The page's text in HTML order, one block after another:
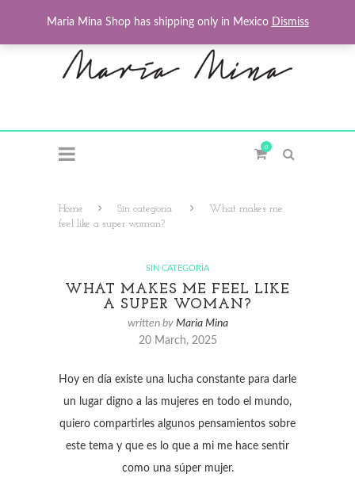
0
Home Sin categoría
What makes me
feel like a super woman?
SIN CATEGORÍA
WHAT MAKES ME FEEL LIKE
A SUPER WOMAN?
written by Maria Mina
20 March, 2025
Hoy en día existe una lucha constante para darle
un lugar digno a las mujeres en todo el mundo,
quiero compartirles algunos pensamientos sobre
este tema y que es lo que a mi me hace sentir
como una súper mujer.
Maria Mina Shop has shipping only in Mexico Dismiss